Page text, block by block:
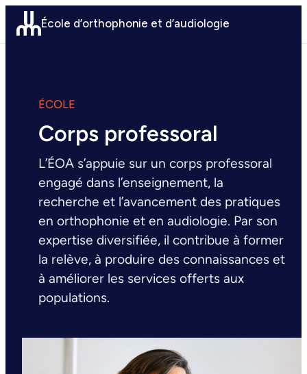
Aller
au
École d’orthophonie et d’audiologie
ÉCOLE
Corps professoral
L’ÉOA s’appuie sur un corps professoral
engagé dans l’enseignement, la
recherche et l’avancement des pratiques
en orthophonie et en audiologie. Par son
expertise diversifiée, il contribue à former
la relève, à produire des connaissances et
à améliorer les services offerts aux
populations.